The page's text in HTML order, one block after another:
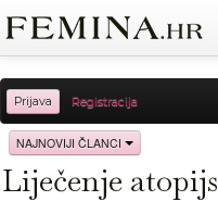
Prijava Registracija
Sreća
Moda Ljubav
NAJNOVIJI ČLANCI
Liječenje